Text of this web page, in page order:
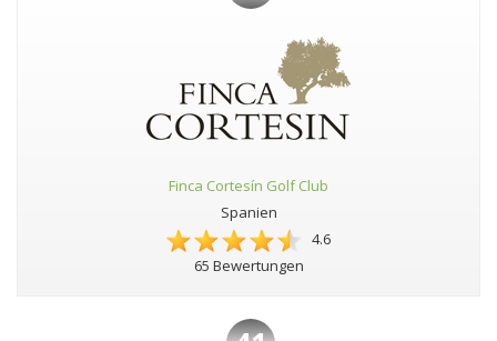
Finca Cortesín Golf Club
Spanien
4.6
65 Bewertungen